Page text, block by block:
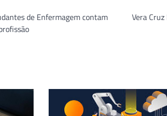
de Enfermagem contam
Vera